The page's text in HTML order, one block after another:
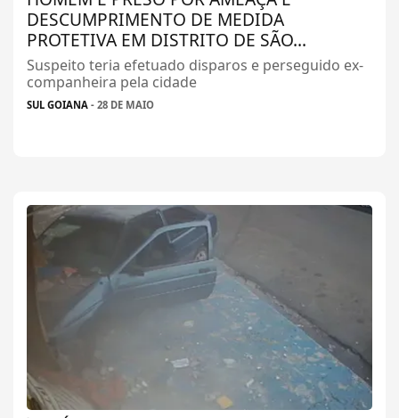
DESCUMPRIMENTO DE MEDIDA
PROTETIVA EM DISTRITO DE SÃO...
Suspeito teria efetuado disparos e perseguido ex-
companheira pela cidade
SUL GOIANA - 28 DE MAIO